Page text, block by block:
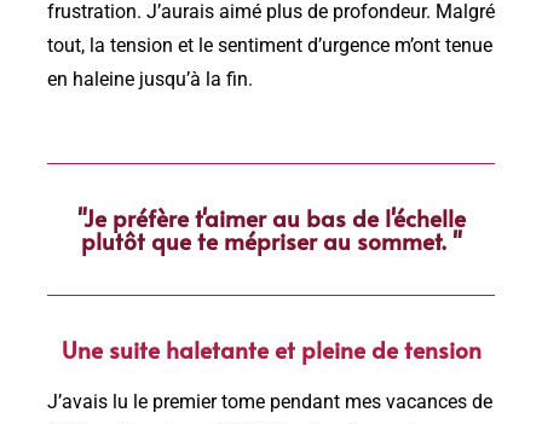
frustration. J’aurais aimé plus de profondeur. Malgré
tout, la tension et le sentiment d’urgence m’ont tenue
en haleine jusqu’à la fin.
"Je préfère t'aimer au bas de l'échelle
plutôt que te mépriser au sommet. "
Une suite haletante et pleine de tension
J’avais lu le premier tome pendant mes vacances de